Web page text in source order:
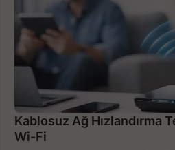
Kablosuz Ağ Hızlandırma
Wi-Fi